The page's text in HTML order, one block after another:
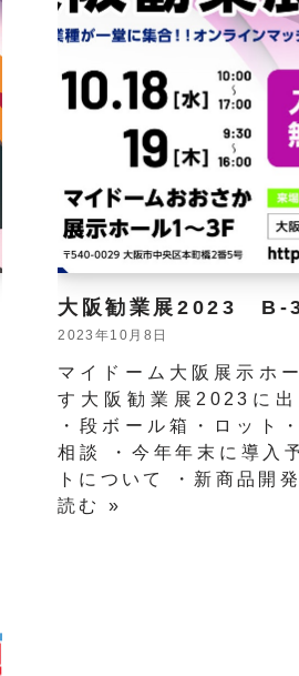
大阪勧業展2023 B-
2023年10月8日
マイドーム大阪展示ホ
す大阪勧業展2023に出
・段ボール箱・ロット
相談 ・今年年末に導入
トについて ・新商品
読む »